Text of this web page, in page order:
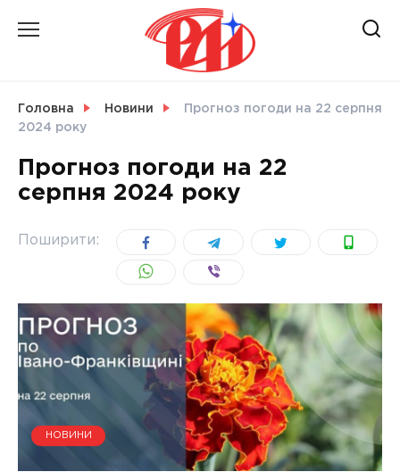
УКРАЇНА
Головна Новини
Прогноз погоди на 22 серпня
2024 року
Прогноз погоди на 22
серпня 2024 року
Поширити:
НОВИНИ